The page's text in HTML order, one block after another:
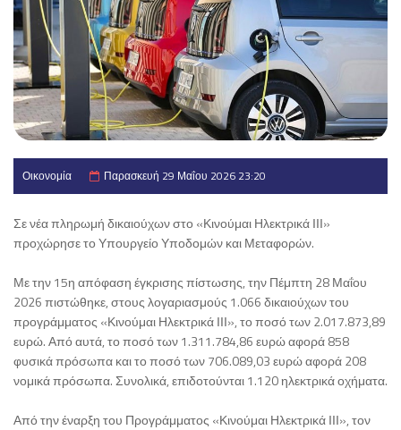
Οικονομία Παρασκευή 29 Μαΐου 2026 23:20
Σε νέα πληρωμή δικαιούχων στο «Κινούμαι Ηλεκτρικά ΙΙΙ»
προχώρησε το Υπουργείο Υποδομών και Μεταφορών.
Με την 15η απόφαση έγκρισης πίστωσης, την Πέμπτη 28 Μαΐου
2026 πιστώθηκε, στους λογαριασμούς 1.066 δικαιούχων του
προγράμματος «Κινούμαι Ηλεκτρικά ΙΙΙ», το ποσό των 2.017.873,89
ευρώ. Από αυτά, το ποσό των 1.311.784,86 ευρώ αφορά 858
φυσικά πρόσωπα και το ποσό των 706.089,03 ευρώ αφορά 208
νομικά πρόσωπα. Συνολικά, επιδοτούνται 1.120 ηλεκτρικά οχήματα.
Από την έναρξη του Προγράμματος «Κινούμαι Ηλεκτρικά ΙΙΙ», τον